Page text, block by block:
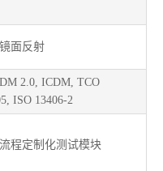
面反射
2.0, ICDM, TCO
ISO 13406-2
程定制化测试模块